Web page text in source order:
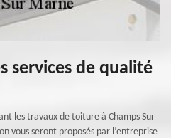
services de qualité
les travaux de toiture à Champs Sur
vous seront proposés par l’entreprise